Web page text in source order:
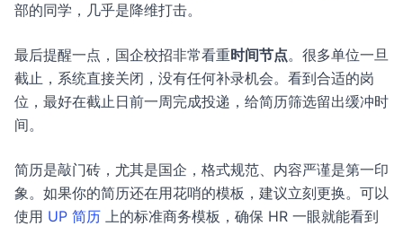
部的同学，几乎是降维打击。
最后提醒一点，国企校招非常看重时间节点。很多单位一旦
截止，系统直接关闭，没有任何补录机会。看到合适的岗
位，最好在截止日前一周完成投递，给简历筛选留出缓冲时
间。
简历是敲门砖，尤其是国企，格式规范、内容严谨是第一印
象。如果你的简历还在用花哨的模板，建议立刻更换。可以
使用 UP 简历 上的标准商务模板，确保 HR 一眼就能看到